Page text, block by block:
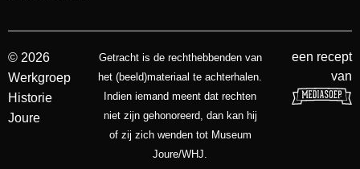
© 2026
Werkgroep
Historie
Joure
Getracht is de rechthebbenden van
het (beeld)materiaal te achterhalen.
Indien iemand meent dat rechten
niet zijn gehonoreerd, dan kan hij
of zij zich wenden tot Museum
Joure/WHJ.
een recept
van